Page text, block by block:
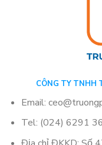
CÔNG TY TNHH
Email:
Tel: (024) 6291